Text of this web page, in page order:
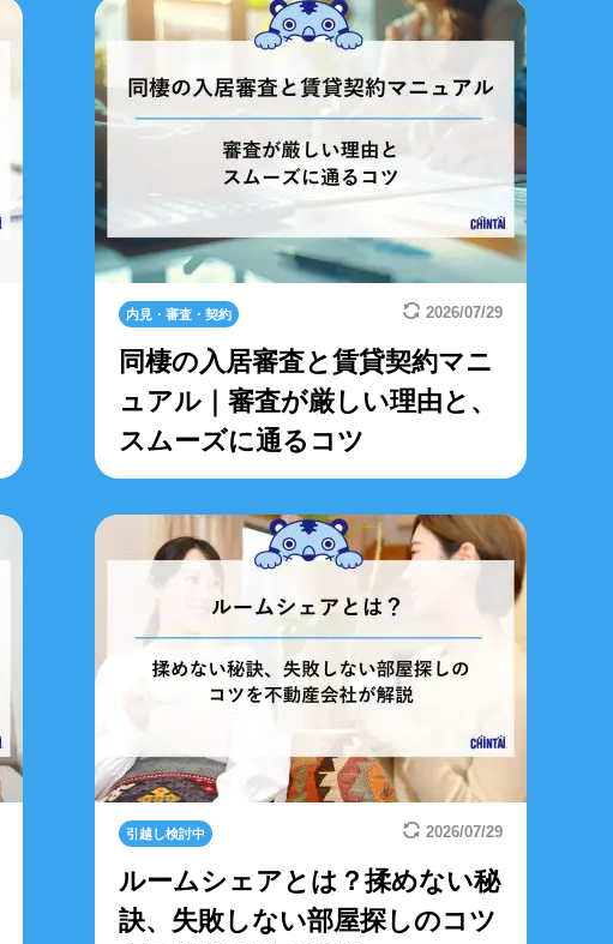
内見・審査・契約 2026/07/29
同棲の入居審査と賃貸契約マニ
ュアル｜審査が厳しい理由と、
スムーズに通るコツ
引越し検討中 2026/07/29
ルームシェアとは？揉めない秘
訣、失敗しない部屋探しのコツ